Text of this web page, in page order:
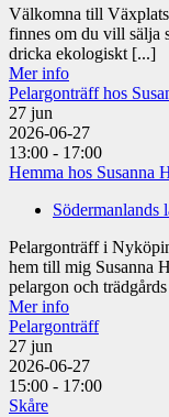
Välkomna till
finnes om du vill sälja
dricka ekologiskt [...]
Mer info
Pelargonträff hos
27 jun
2026-06-27
13:00 - 17:00
Hemma hos Susanna
Södermanlands
Pelargonträff i
hem till mig Susanna
pelargon och
Mer info
Pelargonträff
27 jun
2026-06-27
15:00 - 17:00
Skåre